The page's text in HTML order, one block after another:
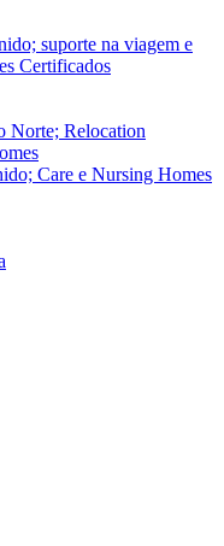
suporte na viagem e
Certificados
Norte; Relocation
Care e Nursing Homes